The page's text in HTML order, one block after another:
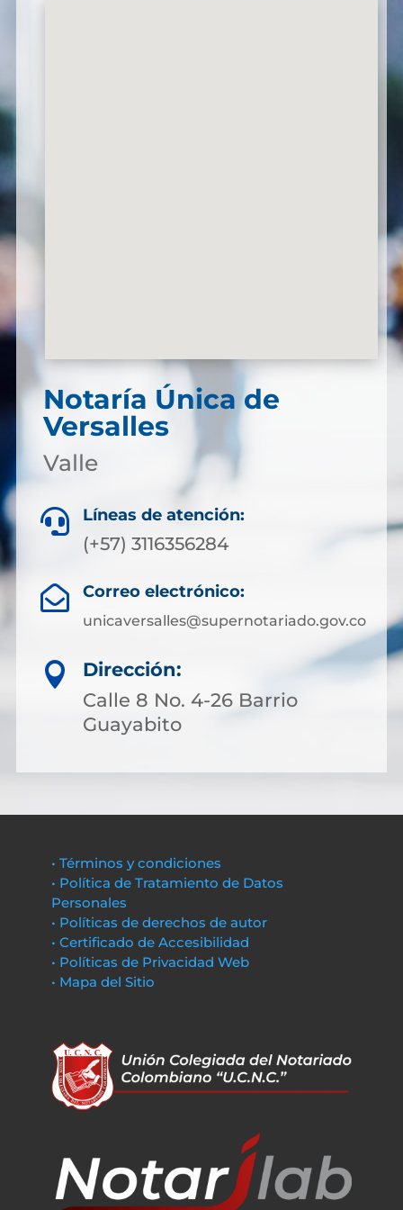
Notaría Única de
Versalles
Valle
 Líneas de atención:
(+57) 3116356284
 Correo electrónico:
unicaversalles@supernotariado.gov.co

Dirección:
Calle 8 No. 4-26 Barrio
Guayabito
• Términos y condiciones
• Política de Tratamiento de Datos
Personales
• Políticas de derechos de autor
• Certificado de Accesibilidad
• Políticas de Privacidad Web
• Mapa del Sitio